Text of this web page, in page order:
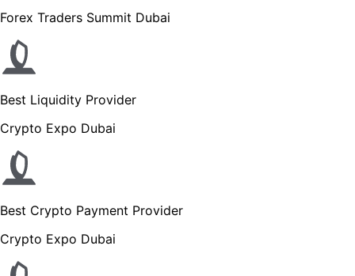
Forex Traders Summit Dubai
Best Liquidity Provider
Crypto Expo Dubai
Best Crypto Payment Provider
Crypto Expo Dubai